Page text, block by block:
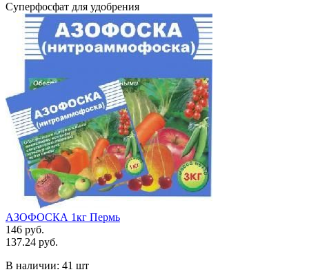
Суперфосфат для удобрения
АЗОФОСКА 1кг Пермь
146 руб.
137.24 руб.
В наличии: 41 шт